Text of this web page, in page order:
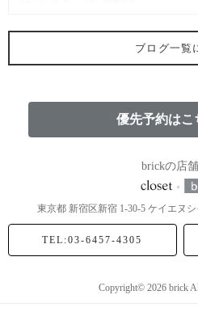
セルフケア (9記事)
ブログ一覧
優先予約はこ
brickの店
東京都 新宿区新宿 1-30-5 ケイエヌ
TEL:03-6457-4305
Copyright© 2026 brick